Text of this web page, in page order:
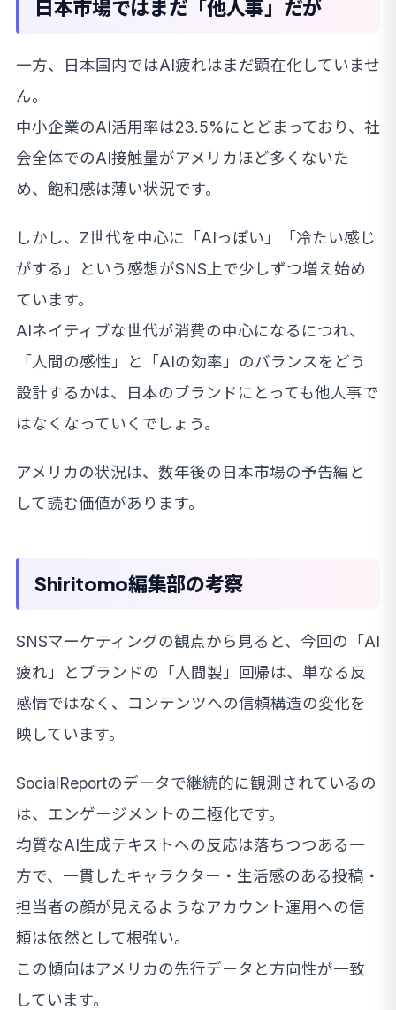
日本市場ではまだ「他人事」だが
一方、日本国内ではAI疲れはまだ顕在化していませ
ん。
中小企業のAI活用率は23.5%にとどまっており、社
会全体でのAI接触量がアメリカほど多くないた
め、飽和感は薄い状況です。
しかし、Z世代を中心に「AIっぽい」「冷たい感じ
がする」という感想がSNS上で少しずつ増え始め
ています。
AIネイティブな世代が消費の中心になるにつれ、
「人間の感性」と「AIの効率」のバランスをどう
設計するかは、日本のブランドにとっても他人事で
はなくなっていくでしょう。
アメリカの状況は、数年後の日本市場の予告編と
して読む価値があります。
Shiritomo編集部の考察
SNSマーケティングの観点から見ると、今回の「AI
疲れ」とブランドの「人間製」回帰は、単なる反
感情ではなく、コンテンツへの信頼構造の変化を
映しています。
SocialReportのデータで継続的に観測されているの
は、エンゲージメントの二極化です。
均質なAI生成テキストへの反応は落ちつつある一
方で、一貫したキャラクター・生活感のある投稿・
担当者の顔が見えるようなアカウント運用への信
頼は依然として根強い。
この傾向はアメリカの先行データと方向性が一致
しています。